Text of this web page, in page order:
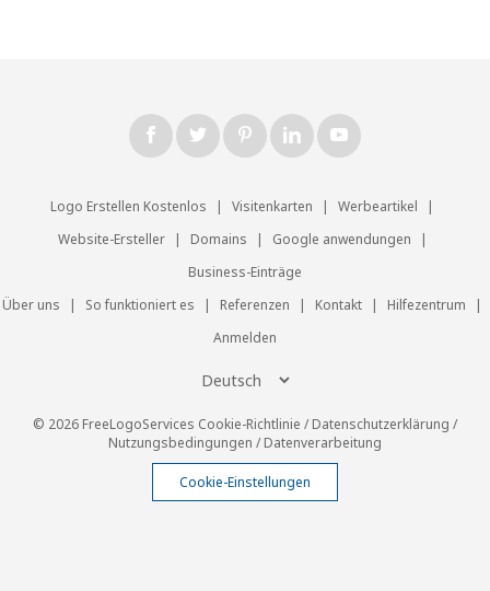
Logo Erstellen Kostenlos | Visitenkarten | Werbeartikel
|
Website-Ersteller
| Domains | Google anwendungen
|
Business-Einträge
Über uns
| So funktioniert es | Referenzen | Kontakt | Hilfezentrum
|
Anmelden
© 2026 FreeLogoServices Cookie-Richtlinie /Datenschutzerklärung /
Nutzungsbedingungen /Datenverarbeitung
Cookie-Einstellungen